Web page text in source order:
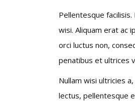
Pellentesque
wisi. Aliquam erat ac
orci luctus non,
penatibus et ultrices
Nullam wisi ultricies
lectus, pellentesque